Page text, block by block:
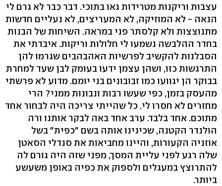
עצבות וריקנות מטרידות גאו בתוכי. דבר כבר לא גרם לי
הנאה - לא המוזיקה, לא המעריצים, לא נעליים חדשות
מתנוצצות ולא קלסתר פני במראה. השיחות של הבנות
בחדר ההלבשה נשמעו לי חלולות וריקות. איבדתי את
הסבלנות להקשיב לפרשיות האהבהבים שגרמו להן
התרגשות כזו, ושהן עצמן ידעו בעומק לבן שעד למחרת
בבוקר הן יגוועו כמו זבובונים בני יומם. מדוע לא פרשתי
מהעסק בזמן, כפי שעשו רבות ונבונות ממני? הרי
מחזרים לא חסרו לי. כל שהייתי צריכה היה לבחור אחד
מתוכם. אחד בלבד. ערב אחד באה לבקר אותנו ורה
הולנדר הקטנה, שכינינו אותה בשם "כפית" בשל
אוזניה הקעורות, והיינו מחביאות את סנדלי הסאטן
שלה רגע לפני עליית המסך, מפני שזה היה גורם לה
להתרוצץ במעגלים ולספוק את כפיה באופן משעשע
ביותר.